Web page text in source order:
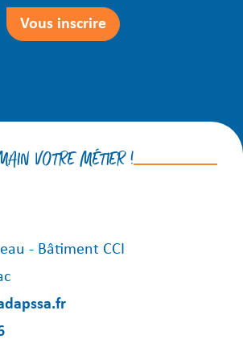
Vous inscrire
VOTRE MÉTIER !
- Bâtiment CCI